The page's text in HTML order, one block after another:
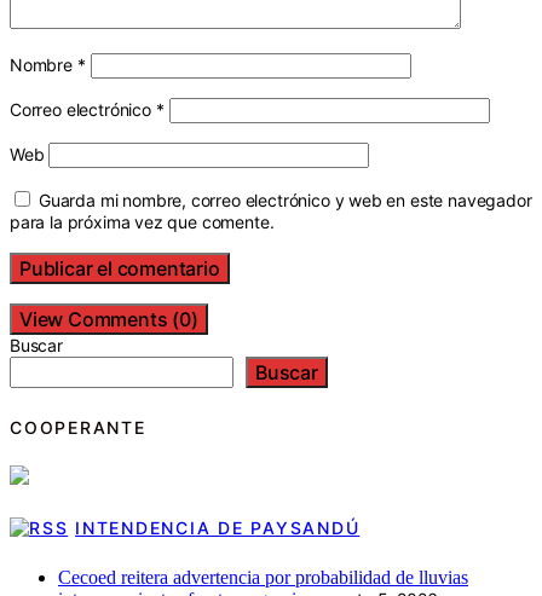
Nombre *
Correo electrónico *
Web
Guarda mi nombre, correo electrónico y web en este navegador
para la próxima vez que comente.
View Comments (0)
Buscar
Buscar
COOPERANTE
INTENDENCIA DE PAYSANDÚ
Cecoed reitera advertencia por probabilidad de lluvias